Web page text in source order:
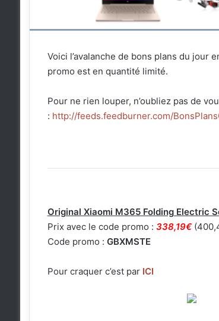
Voici l’avalanche de bons plans du jour
promo est en quantité limité.
Pour ne rien louper, n’oubliez pas de
: http://feeds.feedburner.com/
Original Xiaomi M365 Folding Electric
Prix avec le code promo : 338,19€
Code promo : GBXMSTE
Pour craquer c’est par ICI